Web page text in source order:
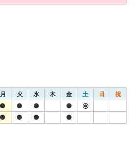
月 火 水 木 金 土 日 祝